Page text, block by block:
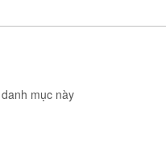
mục này